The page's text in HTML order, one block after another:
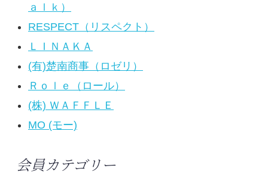
ａｌｋ）
RESPECT（リスペクト）
ＬＩＮＡＫＡ
(有)楚南商事（ロゼリ）
Ｒｏｌｅ（ロール）
(株) ＷＡＦＦＬＥ
MO (モー)
会員カテゴリー